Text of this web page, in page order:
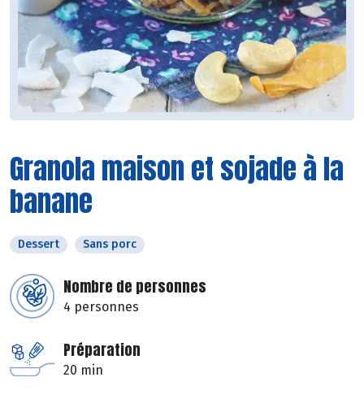
Granola maison et sojade à la
banane
Dessert Sans porc
Nombre de personnes
4 personnes
Préparation
20 min